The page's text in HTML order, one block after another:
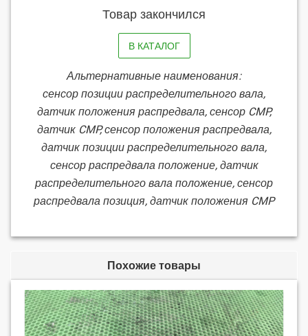
Товар закончился
В КАТАЛОГ
Альтернативные наименования:
сенсор позиции распределительного вала,
датчик положения распредвала, сенсор CMP,
датчик CMP, сенсор положения распредвала,
датчик позиции распределительного вала,
сенсор распредвала положение, датчик
распределительного вала положение, сенсор
распредвала позиция, датчик положения CMP
Похожие товары